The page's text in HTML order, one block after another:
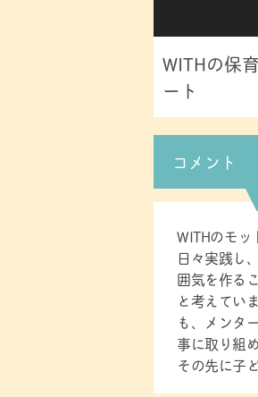
WITHの保
ート
コメント
WITHのモ
日々実践し
囲気を作る
と考えてい
も、メンタ
事に取り組
その先に子